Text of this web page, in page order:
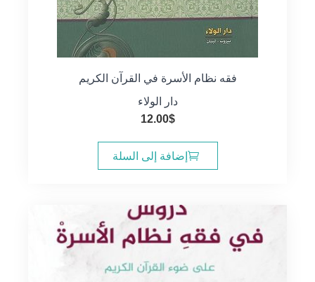
فقه نظام الأسرة في القرآن الكريم
دار الولاء
12.00$
إضافة إلى السلة